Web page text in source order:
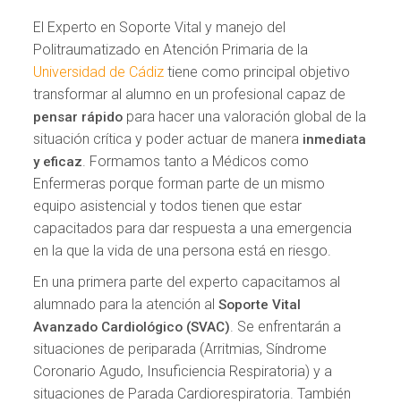
El Experto en Soporte Vital y manejo del
Politraumatizado en Atención Primaria de la
Universidad de Cádiz tiene como principal objetivo
transformar al alumno en un profesional capaz de
pensar rápido para hacer una valoración global de la
situación crítica y poder actuar de manera inmediata
y eficaz. Formamos tanto a Médicos como
Enfermeras porque forman parte de un mismo
equipo asistencial y todos tienen que estar
capacitados para dar respuesta a una emergencia
en la que la vida de una persona está en riesgo.
En una primera parte del experto capacitamos al
alumnado para la atención alSoporte Vital
Avanzado Cardiológico (SVAC). Se enfrentarán a
situaciones de periparada (Arritmias, Síndrome
Coronario Agudo, Insuficiencia Respiratoria) y a
situaciones de Parada Cardiorespiratoria. También